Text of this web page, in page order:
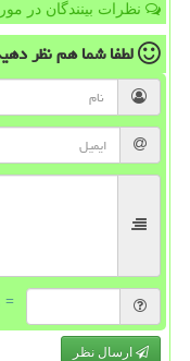
نظرات بینندگان در
لطفا شما همنظر
= ۹ بعلاوه ۴
ارسال نظر